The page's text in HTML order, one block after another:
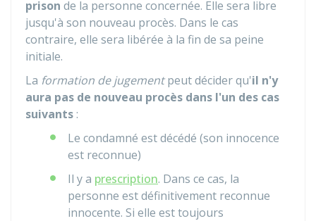
prison de la personne concernée. Elle sera libre
jusqu'à son nouveau procès. Dans le cas
contraire, elle sera libérée à la fin de sa peine
initiale.
La formation de jugementpeut décider qu'il n'y
aura pas de nouveau procès dans l'un des cas
suivants :
Le condamné est décédé (son innocence
est reconnue)
Il y a prescription. Dans ce cas, la
personne est définitivement reconnue
innocente. Si elle est toujours